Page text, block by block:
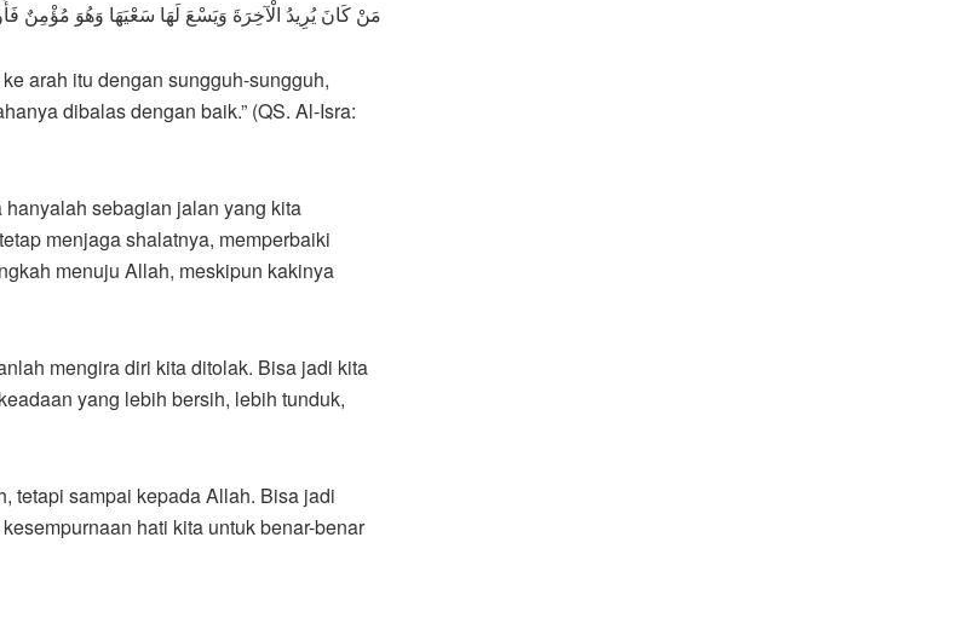
مَنْ كَانَ يُرِيدُ الْآخِرَةَ وَيَسْعَ لَهَا سَعْيَهَا وَهُوَ مُؤْمِنٌ
arah itu dengan sungguh-sungguh,
dibalas dengan baik.” (QS. Al-Isra:
sebagian jalan yang kita
menjaga shalatnya, memperbaiki
menuju Allah, meskipun kakinya
mengira diri kita ditolak. Bisa jadi kita
yang lebih bersih, lebih tunduk,
tetapi sampai kepada Allah. Bisa jadi
hati kita untuk benar-benar